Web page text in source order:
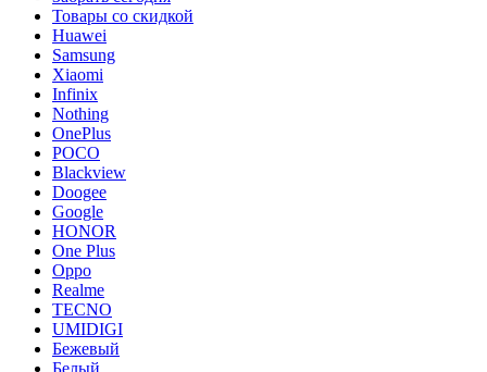
Товары со скидкой
Huawei
Samsung
Xiaomi
Infinix
Nothing
OnePlus
POCO
Blackview
Doogee
Google
HONOR
One Plus
Oppo
Realme
TECNO
UMIDIGI
Бежевый
Белый